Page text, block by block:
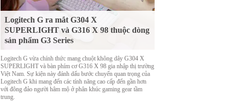
Logitech G ra mắt G304 X
SUPERLIGHT và G316 X 98 thuộc dòng
sản phẩm G3 Series
Logitech G vừa chính thức mang chuột không dây G304 X
SUPERLIGHT và bàn phím cơ G316 X 98 gia nhập thị trường
Việt Nam. Sự kiện này đánh dấu bước chuyển quan trọng của
Logitech G khi mang đến các tính năng cao cấp đến gần hơn
với đông đảo người hâm mộ ở phân khúc gaming gear tầm
trung.